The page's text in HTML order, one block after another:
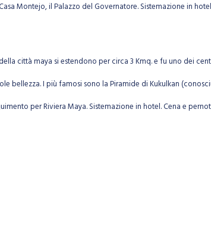
Montejo, il Palazzo del Governatore. Sistemazione in
città maya si estendono per circa 3 Kmq. e fu uno dei
bellezza. I più famosi sono la Piramide di Kukulkan
per Riviera Maya. Sistemazione in hotel. Cena e